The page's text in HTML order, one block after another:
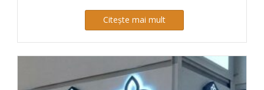
Citește mai mult